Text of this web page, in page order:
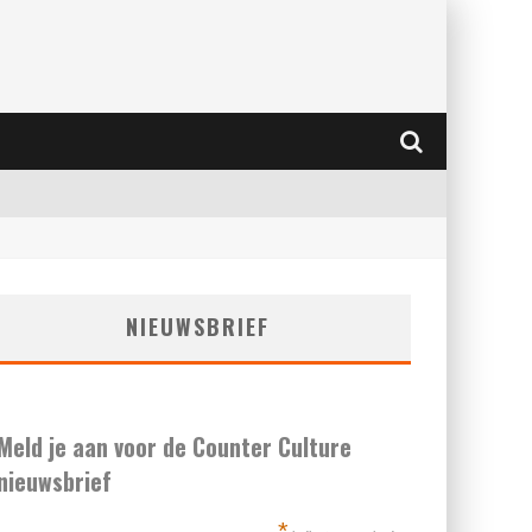
NIEUWSBRIEF
je aan voor de Counter Culture